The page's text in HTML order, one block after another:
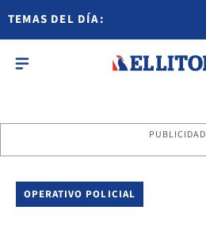
TEMAS DEL DÍA:
PUBLICIDAD
OPERATIVO POLICIAL